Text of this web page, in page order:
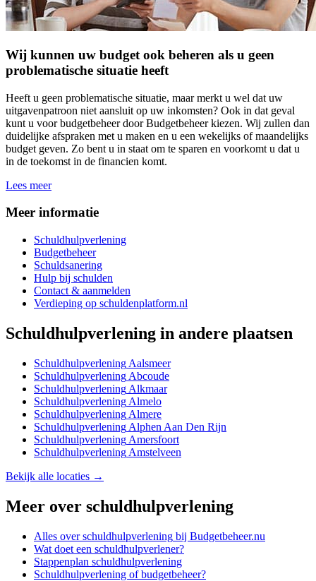
Wij kunnen uw budget ook beheren als u geen
problematische situatie heeft
Heeft u geen problematische situatie, maar merkt u wel dat uw
uitgavenpatroon niet aansluit op uw inkomsten? Ook in dat geval
kunt u voor budgetbeheer door Budgetbeheer kiezen. Wij zullen dan
duidelijke afspraken met u maken en u een wekelijks of maandelijks
budget geven. Zo bent u in staat om te sparen en voorkomt u dat u
in de toekomst in de financien komt.
Lees meer
Meer informatie
Schuldhulpverlening
Budgetbeheer
Schuldsanering
Hulp bij schulden
Contact & aanmelden
Verdieping op schuldenplatform.nl
Schuldhulpverlening in andere plaatsen
Schuldhulpverlening Aalsmeer
Schuldhulpverlening Abcoude
Schuldhulpverlening Alkmaar
Schuldhulpverlening Almelo
Schuldhulpverlening Almere
Schuldhulpverlening Alphen Aan Den Rijn
Schuldhulpverlening Amersfoort
Schuldhulpverlening Amstelveen
Bekijk alle locaties →
Meer over schuldhulpverlening
Alles overschuldhulpverlening bij Budgetbeheer.nu
Wat doet een schuldhulpverlener?
Stappenplan schuldhulpverlening
Schuldhulpverlening of budgetbeheer?